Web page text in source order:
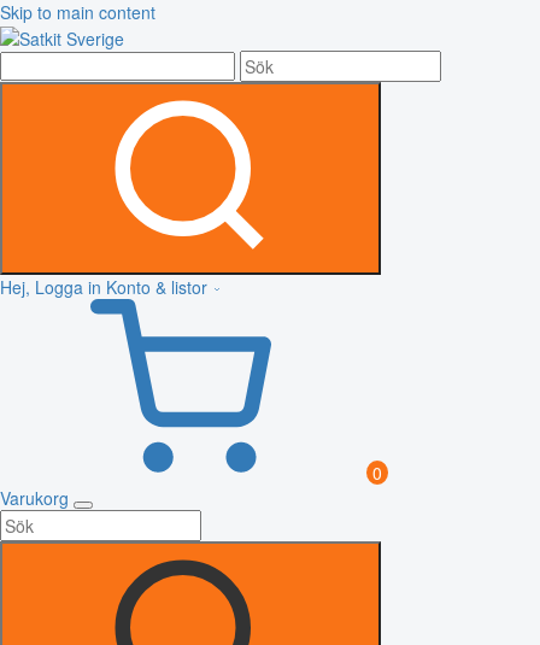
Skip to main content
Hej, Logga in Konto & listor
0
Varukorg